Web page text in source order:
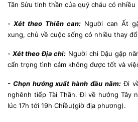
Tân Sửu tinh thần của quý cháu có nhiều
- Xét theo Thiên can: Người can Ất
xung, chủ về cuộc sống có nhiều thay
- Xét theo Địa chi: Người chi Dậu gặp
cẩn trọng tình cảm không được tốt và
- Chọn hướng xuất hành đầu năm:Đi
nghênh tiếp Tài Thần. Đi về hướng Tây
lúc 17h tới 19h Chiều(giờ địa phương).